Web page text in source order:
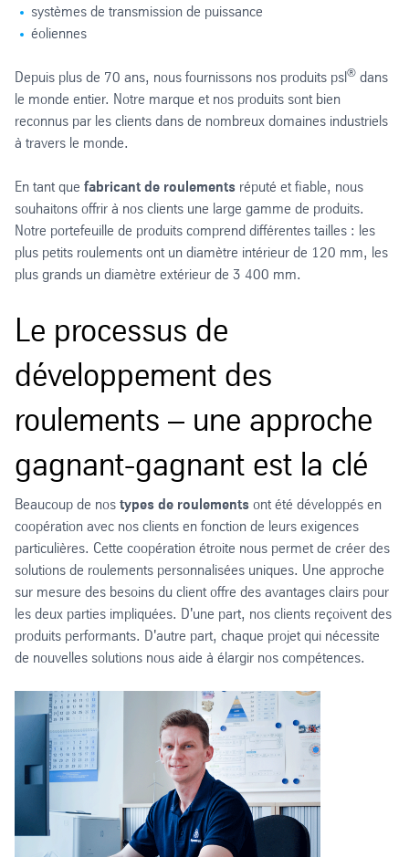
systèmes de transmission de puissance
éoliennes
Depuis plus de 70 ans, nous fournissons nos produits psl® dans
le monde entier. Notre marque et nos produits sont bien
reconnus par les clients dans de nombreux domaines industriels
à travers le monde.
En tant que fabricant de roulements réputé et fiable, nous
souhaitons offrir à nos clients une large gamme de produits.
Notre portefeuille de produits comprend différentes tailles : les
plus petits roulements ont un diamètre intérieur de 120 mm, les
plus grands un diamètre extérieur de 3 400 mm.
Le processus de
développement des
roulements – une approche
gagnant-gagnant est la clé
Beaucoup de nos types de roulements ont été développés en
coopération avec nos clients en fonction de leurs exigences
particulières. Cette coopération étroite nous permet de créer des
solutions de roulements personnalisées uniques. Une approche
sur mesure des besoins du client offre des avantages clairs pour
les deux parties impliquées. D'une part, nos clients reçoivent des
produits performants. D'autre part, chaque projet qui nécessite
de nouvelles solutions nous aide à élargir nos compétences.